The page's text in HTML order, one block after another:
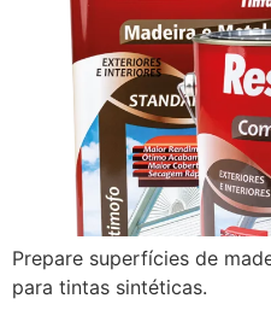
Prepare superfícies de
para tintas sintéticas.